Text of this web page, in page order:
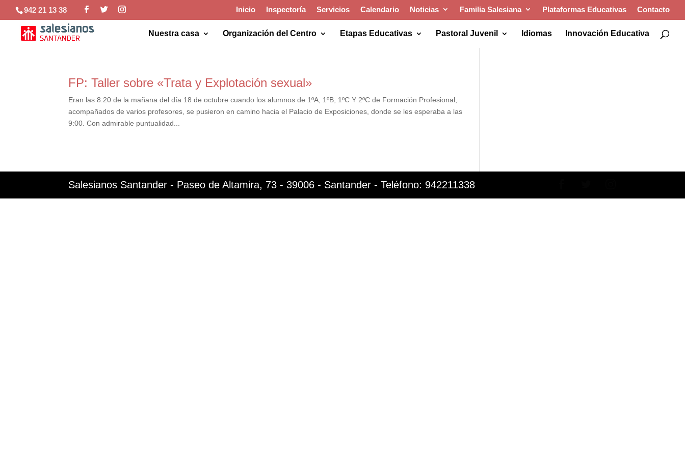
942 21 13 38 Inicio Inspectoría Servicios Calendario Noticias Familia Salesiana Plataformas Educativas Contacto
Nuestra casa Organización del Centro Etapas Educativas Pastoral Juvenil Idiomas Innovación Educativa
FP: Taller sobre «Trata y Explotación sexual»
Eran las 8:20 de la mañana del día 18 de octubre cuando los alumnos de 1ºA, 1ºB, 1ºC Y 2ºC de Formación Profesional,
acompañados de varios profesores, se pusieron en camino hacia el Palacio de Exposiciones, donde se les esperaba a las
9:00. Con admirable puntualidad...
Salesianos Santander - Paseo de Altamira, 73 - 39006 - Santander - Teléfono: 942211338